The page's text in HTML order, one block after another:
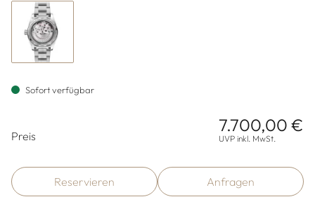
Sofort verfügbar
Preis
7.700,00 €
UVP inkl. MwSt.
Reservieren Anfragen